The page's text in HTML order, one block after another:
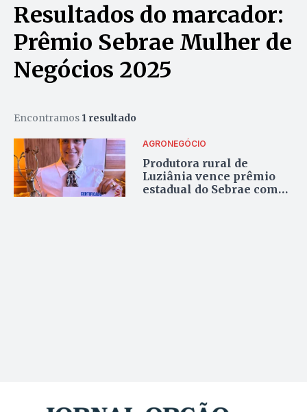
Resultados do marcador:
Prêmio Sebrae Mulher de
Negócios 2025
Encontramos 1 resultado
AGRONEGÓCIO
Produtora rural de
Luziânia vence prêmio
estadual do Sebrae com